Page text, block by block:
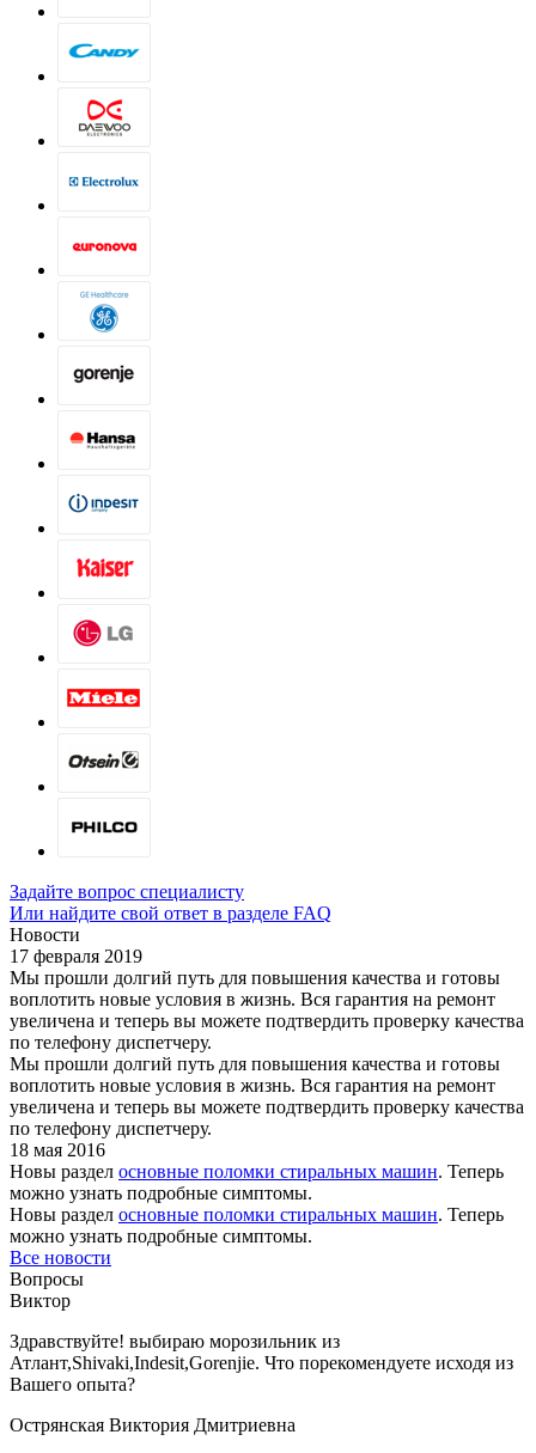
Задайте вопрос специалисту
Или найдите свой ответ в разделе FAQ
Новости
17 февраля 2019
Мы прошли долгий путь для повышения качества и готовы
воплотить новые условия в жизнь. Вся гарантия на ремонт
увеличена и теперь вы можете подтвердить проверку качества
по телефону диспетчеру.
Мы прошли долгий путь для повышения качества и готовы
воплотить новые условия в жизнь. Вся гарантия на ремонт
увеличена и теперь вы можете подтвердить проверку качества
по телефону диспетчеру.
18 мая 2016
Новы раздел основные поломки стиральных машин. Теперь
можно узнать подробные симптомы.
Новы раздел основные поломки стиральных машин. Теперь
можно узнать подробные симптомы.
Все новости
Вопросы
Виктор
Здравствуйте! выбираю морозильник из
Атлант,Shivaki,Indesit,Gorenjie. Что порекомендуете иcходя из
Вашего опыта?
Острянская Виктория Дмитриевна